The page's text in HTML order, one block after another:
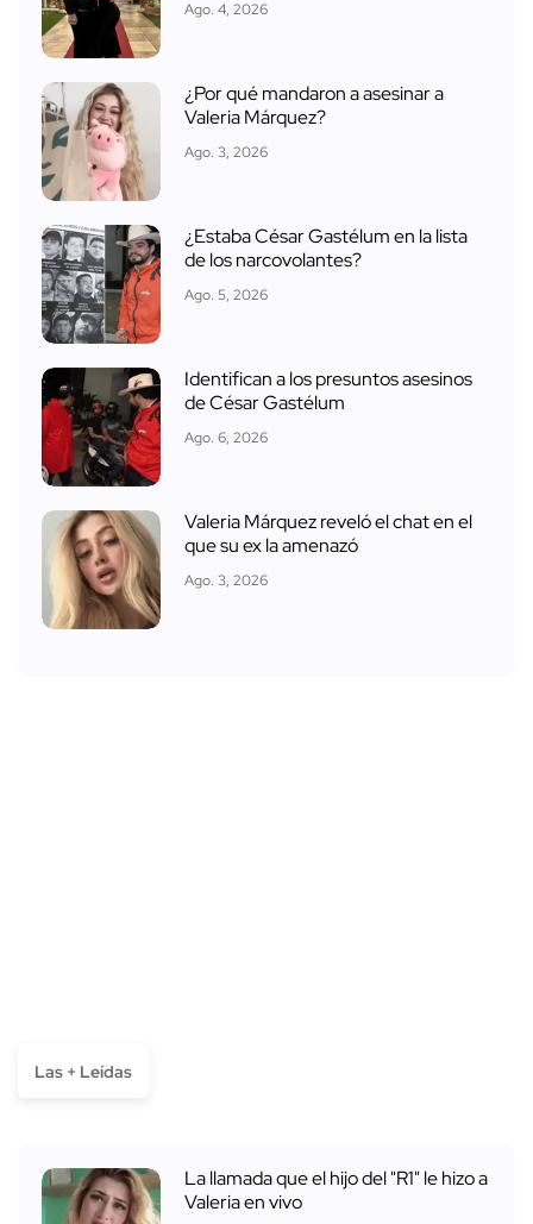
Ago. 4, 2026
¿Por qué mandaron a asesinar a
Valeria Márquez?
Ago. 3, 2026
¿Estaba César Gastélum en la lista
de los narcovolantes?
Ago. 5, 2026
Identifican a los presuntos asesinos
de César Gastélum
Ago. 6, 2026
Valeria Márquez reveló el chat en el
que su ex la amenazó
Ago. 3, 2026
Las + Leídas
La llamada que el hijo del "R1" le hizo a
Valeria en vivo